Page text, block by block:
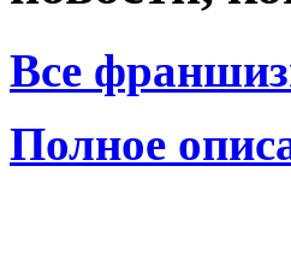
Все
Полное